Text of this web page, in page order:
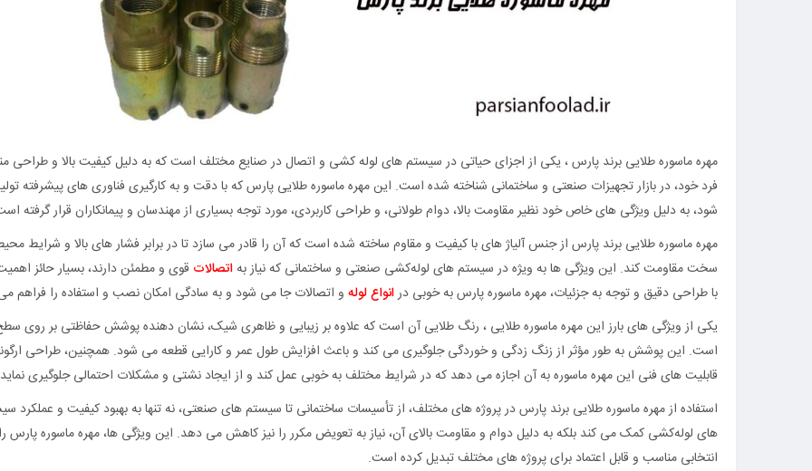
مهره ماسوره طلایی برند پارس ، یکی از اجزای حیاتی در سیستم‌ های لوله‌ کشی و اتصال در صنایع مختلف است که به دلیل کیفیت بالا و طراحی
فرد خود، در بازار تجهیزات صنعتی و ساختمانی شناخته شده است. این مهره ماسوره طلایی پارس که با دقت و به کارگیری فناوری‌ های پیشرفته
شود، به دلیل ویژگی‌ های خاص خود نظیر مقاومت بالا، دوام طولانی، و طراحی کاربردی، مورد توجه بسیاری از مهندسان و پیمانکاران قرار گرفته
مهره ماسوره طلایی برند پارس از جنس آلیاژ های با کیفیت و مقاوم ساخته شده است که آن را قادر می‌ سازد تا در برابر فشار های بالا و شرایط
سخت مقاومت کند. این ویژگی‌ ها به ویژه در سیستم‌ های لوله‌کشی صنعتی و ساختمانی که نیاز بهاتصالات قوی و مطمئن دارند، بسیار حائز
با طراحی دقیق و توجه به جزئیات، مهره ماسوره پارس به خوبی درانواع لوله‌ و اتصالات جا می‌ شود و به سادگی امکان نصب و استفاده را فراهم
یکی از ویژگی‌ های بارز این مهره ماسوره طلایی ، رنگ طلایی آن است که علاوه بر زیبایی و ظاهری شیک، نشان‌ دهنده پوشش حفاظتی بر روی
است. این پوشش به طور مؤثر از زنگ‌ زدگی و خوردگی جلوگیری می‌ کند و باعث افزایش طول عمر و کارایی قطعه می‌ شود. همچنین، طراحی
قابلیت‌ های فنی این مهره ماسوره به آن اجازه می‌ دهد که در شرایط مختلف به خوبی عمل کند و از ایجاد نشتی و مشکلات احتمالی جلوگیری
استفاده از مهره ماسوره طلایی برند پارس در پروژه‌ های مختلف، از تأسیسات ساختمانی تا سیستم‌ های صنعتی، نه تنها به بهبود کیفیت و عملکرد
های لوله‌کشی کمک می‌ کند بلکه به دلیل دوام و مقاومت بالای آن، نیاز به تعویض مکرر را نیز کاهش می‌ دهد. این ویژگی‌ ها، مهره ماسوره پارس
انتخابی مناسب و قابل اعتماد برای پروژه‌ های مختلف تبدیل کرده است.